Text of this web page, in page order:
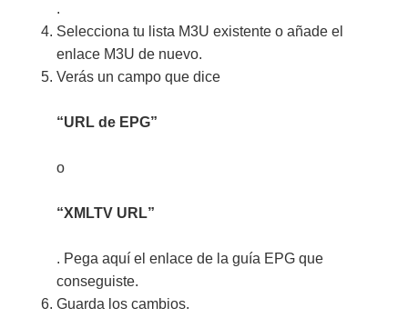
.
Selecciona tu lista M3U existente o añade el
enlace M3U de nuevo.
Verás un campo que dice
“URL de EPG”
o
“XMLTV URL”
. Pega aquí el enlace de la guía EPG que
conseguiste.
Guarda los cambios.